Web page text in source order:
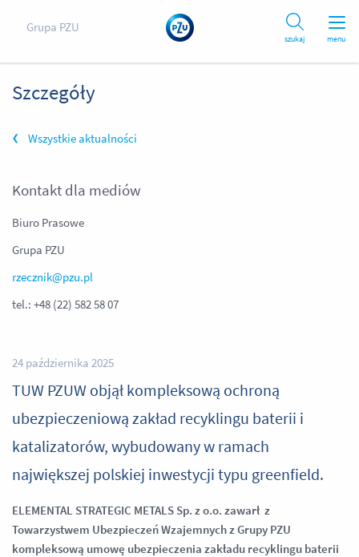
Grupa PZU
szukaj menu
Szczegóły
Wszystkie aktualności
Kontakt dla mediów
Biuro Prasowe
Grupa PZU
rzecznik@pzu.pl
tel.: +48 (22) 582 58 07
24 października 2025
TUW PZUW objął kompleksową ochroną
ubezpieczeniową zakład recyklingu baterii i
katalizatorów, wybudowany w ramach
największej polskiej inwestycji typu greenfield.
ELEMENTAL STRATEGIC METALS Sp. z o.o. zawarł z
Towarzystwem Ubezpieczeń Wzajemnych z Grupy PZU
kompleksową umowę ubezpieczenia zakładu recyklingu baterii